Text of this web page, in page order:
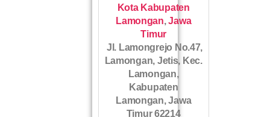
Kota Kabupaten
Lamongan,Jawa
Timur
Jl. Lamongrejo No.47,
Lamongan, Jetis, Kec.
Lamongan,
Kabupaten
Lamongan, Jawa
Timur 62214